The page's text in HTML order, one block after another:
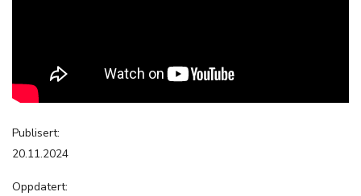
Publisert:
20.11.2024
Oppdatert: